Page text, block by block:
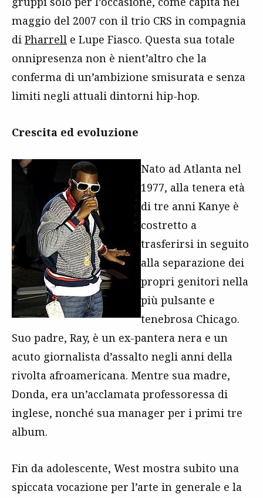
maggio del 2007 con il trio CRS in compagnia
di Pharrell e Lupe Fiasco. Questa sua totale
onnipresenza non è nient’altro che la
conferma di un’ambizione smisurata e senza
limiti negli attuali dintorni hip-hop.
Crescita ed evoluzione
Nato ad Atlanta nel
1977, alla tenera età
di tre anni Kanye è
costretto a
trasferirsi in seguito
alla separazione dei
propri genitori nella
più pulsante e
tenebrosa Chicago.
Suo padre, Ray, è un ex-pantera nera e un
acuto giornalista d’assalto negli anni della
rivolta afroamericana. Mentre sua madre,
Donda, era un’acclamata professoressa di
inglese, nonché sua manager per i primi tre
album.
Fin da adolescente, West mostra subito una
spiccata vocazione per l’arte in generale e la